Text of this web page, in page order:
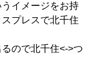
イメージをお持
プレスで北千住
ので北千住<->つ